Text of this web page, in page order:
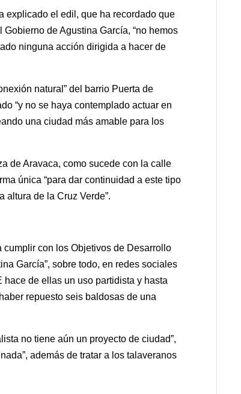
explicado el edil, que ha recordado que
de Agustina García, “no hemos
ninguna acción dirigida a hacer de
natural” del barrio Puerta de
“y no se haya contemplado actuar en
una ciudad más amable para los
de Aravaca, como sucede con la calle
única “para dar continuidad a este tipo
altura de la Cruz Verde”.
con los Objetivos de Desarrollo
García”, sobre todo, en redes sociales
de ellas un uso partidista y hasta
repuesto seis baldosas de una
no tiene aún un proyecto de ciudad”,
además de tratar a los talaveranos